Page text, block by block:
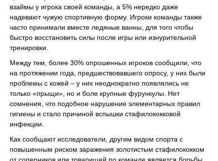
взаймы у игрока своей команды, а 5% нередко даже
надевают чужую спортивную форму. Игроки команды также
часто принимали вместе ледяные ванны, для того чтобы
быстро восстановить силы после игры или изнурительной
тренировки.
Между тем, более 30% опрошенных игроков сообщили, что
на протяжении года, предшествовавшего опросу, у них были
проблемы с кожей – у них неоднократно появлялись не
только «прыщи», но и боле крупные фурункулы. Нет
сомнения, что подобное нарушение элементарных правил
гигиены и стало причиной вспышки стафилококковой
инфекции.
Как сообщают исследователи, другим видом спорта с
повышенным риском заражения золотистым стафилококком